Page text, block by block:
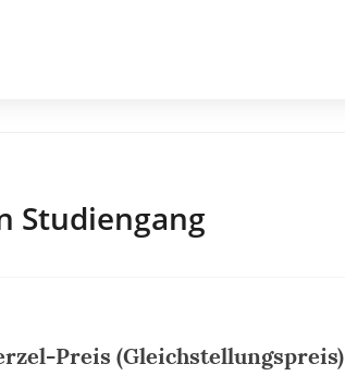
Studiengang
Preis (Gleichstellungspreis)